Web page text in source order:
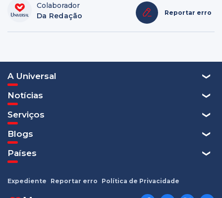
Colaborador
Da Redação
Reportar erro
A Universal
Notícias
Serviços
Blogs
Países
Expediente Reportar erro Política de Privacidade